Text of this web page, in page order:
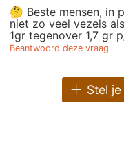
🤔 Beste mensen, in
niet zo veel vezels
1gr tegenover 1,7 gr
Beantwoord deze vraag
Stel